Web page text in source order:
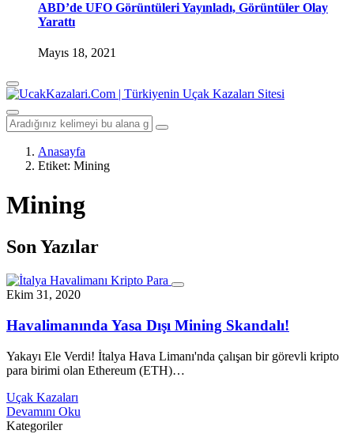
ABD’de UFO Görüntüleri Yayınladı, Görüntüler Olay
Yarattı
Mayıs 18, 2021
Anasayfa
Etiket: Mining
Mining
Son Yazılar
Ekim 31, 2020
Havalimanında Yasa Dışı Mining Skandalı!
Yakayı Ele Verdi! İtalya Hava Limanı'nda çalışan bir görevli kripto
para birimi olan Ethereum (ETH)…
Uçak Kazaları
Devamını Oku
Kategoriler